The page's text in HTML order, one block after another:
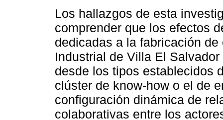
Los hallazgos de esta
comprender que los efectos
dedicadas a la fabricación
Industrial de Villa El
desde los tipos establecidos
clúster de know-how o el de
configuración dinámica de
colaborativas entre los